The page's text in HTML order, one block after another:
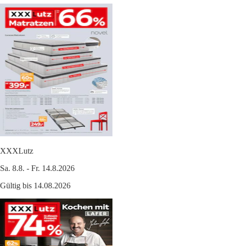
XXXLutz
Sa. 8.8. - Fr. 14.8.2026
Gültig bis 14.08.2026